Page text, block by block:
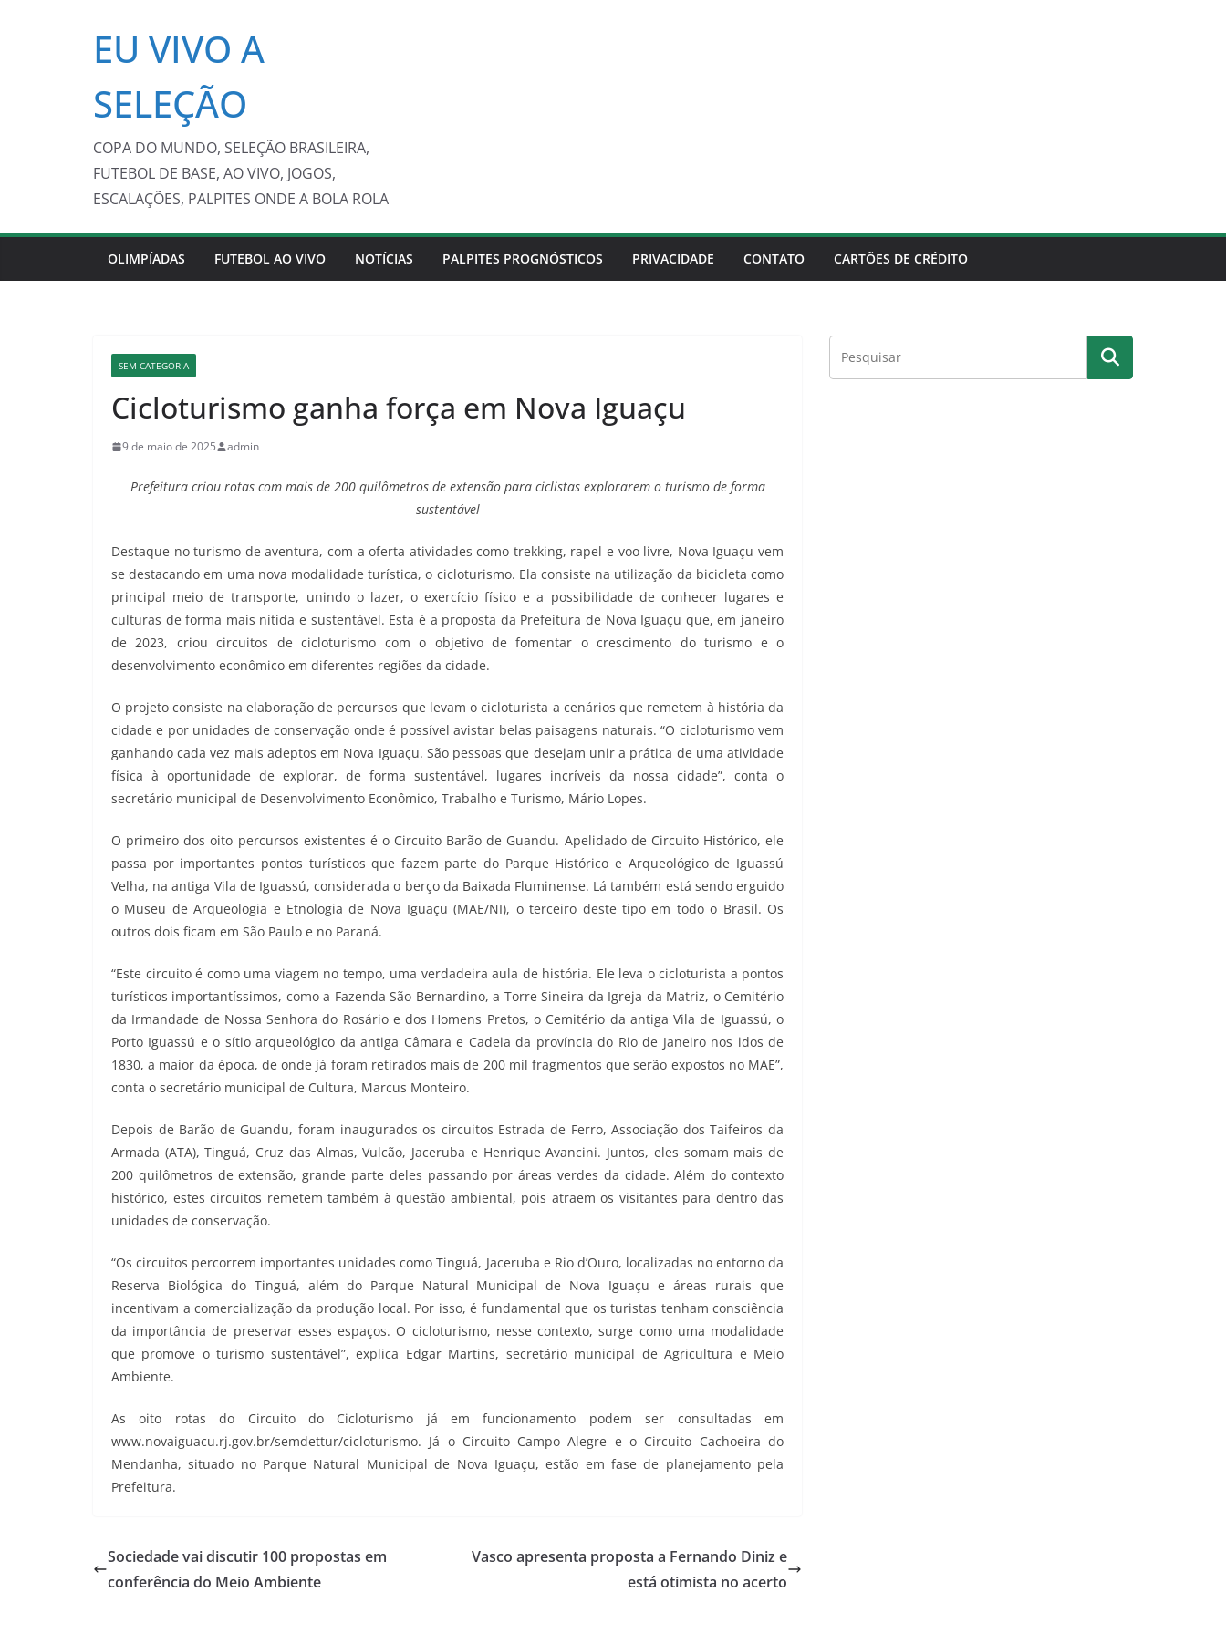
EU VIVO A
SELEÇÃO
COPA DO MUNDO, SELEÇÃO BRASILEIRA,
FUTEBOL DE BASE, AO VIVO, JOGOS,
ESCALAÇÕES, PALPITES ONDE A BOLA ROLA
OLIMPÍADAS FUTEBOL AO VIVO NOTÍCIAS PALPITES PROGNÓSTICOS PRIVACIDADE CONTATO CARTÕES DE CRÉDITO
SEM CATEGORIA
Cicloturismo ganha força em Nova Iguaçu
9 de maio de 2025 admin
Prefeitura criou rotas com mais de 200 quilômetros de extensão para ciclistas explorarem o turismo de forma
sustentável
Destaque no turismo de aventura, com a oferta atividades como trekking, rapel e voo livre, Nova Iguaçu vem
se destacando em uma nova modalidade turística, o cicloturismo. Ela consiste na utilização da bicicleta como
principal meio de transporte, unindo o lazer, o exercício físico e a possibilidade de conhecer lugares e
culturas de forma mais nítida e sustentável. Esta é a proposta da Prefeitura de Nova Iguaçu que, em janeiro
de 2023, criou circuitos de cicloturismo com o objetivo de fomentar o crescimento do turismo e o
desenvolvimento econômico em diferentes regiões da cidade.
O projeto consiste na elaboração de percursos que levam o cicloturista a cenários que remetem à história da
cidade e por unidades de conservação onde é possível avistar belas paisagens naturais. “O cicloturismo vem
ganhando cada vez mais adeptos em Nova Iguaçu. São pessoas que desejam unir a prática de uma atividade
física à oportunidade de explorar, de forma sustentável, lugares incríveis da nossa cidade”, conta o
secretário municipal de Desenvolvimento Econômico, Trabalho e Turismo, Mário Lopes.
O primeiro dos oito percursos existentes é o Circuito Barão de Guandu. Apelidado de Circuito Histórico, ele
passa por importantes pontos turísticos que fazem parte do Parque Histórico e Arqueológico de Iguassú
Velha, na antiga Vila de Iguassú, considerada o berço da Baixada Fluminense. Lá também está sendo erguido
o Museu de Arqueologia e Etnologia de Nova Iguaçu (MAE/NI), o terceiro deste tipo em todo o Brasil. Os
outros dois ficam em São Paulo e no Paraná.
“Este circuito é como uma viagem no tempo, uma verdadeira aula de história. Ele leva o cicloturista a pontos
turísticos importantíssimos, como a Fazenda São Bernardino, a Torre Sineira da Igreja da Matriz, o Cemitério
da Irmandade de Nossa Senhora do Rosário e dos Homens Pretos, o Cemitério da antiga Vila de Iguassú, o
Porto Iguassú e o sítio arqueológico da antiga Câmara e Cadeia da província do Rio de Janeiro nos idos de
1830, a maior da época, de onde já foram retirados mais de 200 mil fragmentos que serão expostos no MAE”,
conta o secretário municipal de Cultura, Marcus Monteiro.
Depois de Barão de Guandu, foram inaugurados os circuitos Estrada de Ferro, Associação dos Taifeiros da
Armada (ATA), Tinguá, Cruz das Almas, Vulcão, Jaceruba e Henrique Avancini. Juntos, eles somam mais de
200 quilômetros de extensão, grande parte deles passando por áreas verdes da cidade. Além do contexto
histórico, estes circuitos remetem também à questão ambiental, pois atraem os visitantes para dentro das
unidades de conservação.
“Os circuitos percorrem importantes unidades como Tinguá, Jaceruba e Rio d’Ouro, localizadas no entorno da
Reserva Biológica do Tinguá, além do Parque Natural Municipal de Nova Iguaçu e áreas rurais que
incentivam a comercialização da produção local. Por isso, é fundamental que os turistas tenham consciência
da importância de preservar esses espaços. O cicloturismo, nesse contexto, surge como uma modalidade
que promove o turismo sustentável”, explica Edgar Martins, secretário municipal de Agricultura e Meio
Ambiente.
As oito rotas do Circuito do Cicloturismo já em funcionamento podem ser consultadas em
www.novaiguacu.rj.gov.br/semdettur/cicloturismo. Já o Circuito Campo Alegre e o Circuito Cachoeira do
Mendanha, situado no Parque Natural Municipal de Nova Iguaçu, estão em fase de planejamento pela
Prefeitura.
Sociedade vai discutir 100 propostas em
conferência do Meio Ambiente
Vasco apresenta proposta a Fernando Diniz e
está otimista no acerto